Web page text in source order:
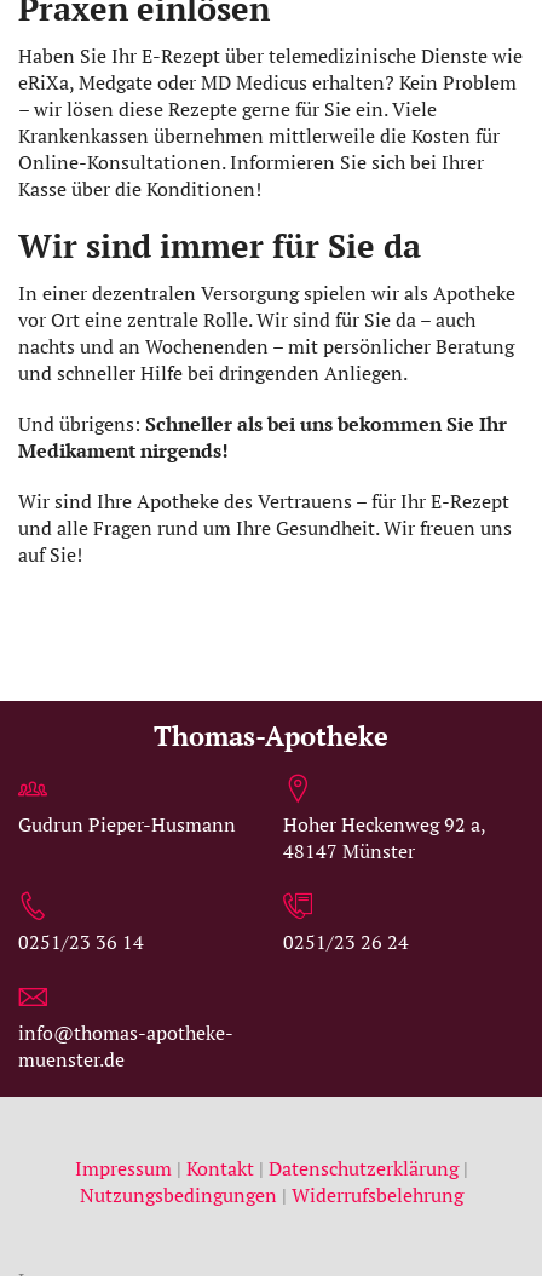
Haben Sie Ihr E-Rezept über telemedizinische Dienste wie
eRiXa, Medgate oder MD Medicus erhalten? Kein Problem
– wir lösen diese Rezepte gerne für Sie ein. Viele
Krankenkassen übernehmen mittlerweile die Kosten für
Online-Konsultationen. Informieren Sie sich bei Ihrer
Kasse über die Konditionen!
Wir sind immer für Sie da
In einer dezentralen Versorgung spielen wir als Apotheke
vor Ort eine zentrale Rolle. Wir sind für Sie da – auch
nachts und an Wochenenden – mit persönlicher Beratung
und schneller Hilfe bei dringenden Anliegen.
Und übrigens: Schneller als bei uns bekommen Sie Ihr
Medikament nirgends!
Wir sind Ihre Apotheke des Vertrauens – für Ihr E-Rezept
und alle Fragen rund um Ihre Gesundheit. Wir freuen uns
auf Sie!
Thomas-Apotheke
Gudrun Pieper-Husmann
Hoher Heckenweg 92 a,
48147 Münster
0251/23 36 14 0251/23 26 24
info@thomas-apotheke-
muenster.de
Impressum | Kontakt| Datenschutzerklärung|
Nutzungsbedingungen | Widerrufsbelehrung